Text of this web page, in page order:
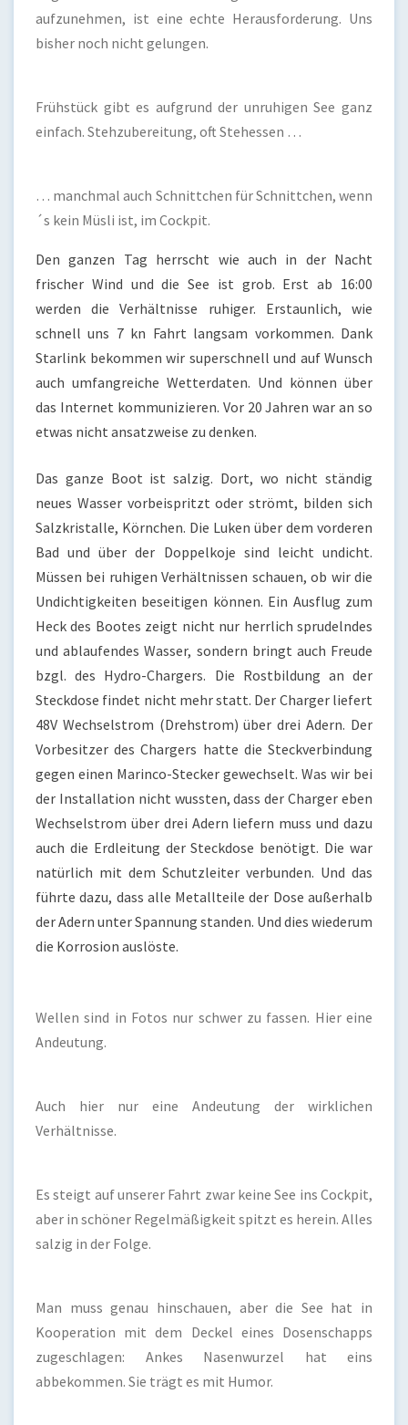
aufzunehmen, ist eine echte Herausforderung. Uns
bisher noch nicht gelungen.
Frühstück gibt es aufgrund der unruhigen See ganz
einfach. Stehzubereitung, oft Stehessen …
… manchmal auch Schnittchen für Schnittchen, wenn
´s kein Müsli ist, im Cockpit.
Den ganzen Tag herrscht wie auch in der Nacht
frischer Wind und die See ist grob. Erst ab 16:00
werden die Verhältnisse ruhiger. Erstaunlich, wie
schnell uns 7 kn Fahrt langsam vorkommen. Dank
Starlink bekommen wir superschnell und auf Wunsch
auch umfangreiche Wetterdaten. Und können über
das Internet kommunizieren. Vor 20 Jahren war an so
etwas nicht ansatzweise zu denken.
Das ganze Boot ist salzig. Dort, wo nicht ständig
neues Wasser vorbeispritzt oder strömt, bilden sich
Salzkristalle, Körnchen. Die Luken über dem vorderen
Bad und über der Doppelkoje sind leicht undicht.
Müssen bei ruhigen Verhältnissen schauen, ob wir die
Undichtigkeiten beseitigen können. Ein Ausflug zum
Heck des Bootes zeigt nicht nur herrlich sprudelndes
und ablaufendes Wasser, sondern bringt auch Freude
bzgl. des Hydro-Chargers. Die Rostbildung an der
Steckdose findet nicht mehr statt. Der Charger liefert
48V Wechselstrom (Drehstrom) über drei Adern. Der
Vorbesitzer des Chargers hatte die Steckverbindung
gegen einen Marinco-Stecker gewechselt. Was wir bei
der Installation nicht wussten, dass der Charger eben
Wechselstrom über drei Adern liefern muss und dazu
auch die Erdleitung der Steckdose benötigt. Die war
natürlich mit dem Schutzleiter verbunden. Und das
führte dazu, dass alle Metallteile der Dose außerhalb
der Adern unter Spannung standen. Und dies wiederum
die Korrosion auslöste.
Wellen sind in Fotos nur schwer zu fassen. Hier eine
Andeutung.
Auch hier nur eine Andeutung der wirklichen
Verhältnisse.
Es steigt auf unserer Fahrt zwar keine See ins Cockpit,
aber in schöner Regelmäßigkeit spitzt es herein. Alles
salzig in der Folge.
Man muss genau hinschauen, aber die See hat in
Kooperation mit dem Deckel eines Dosenschapps
zugeschlagen: Ankes Nasenwurzel hat eins
abbekommen. Sie trägt es mit Humor.